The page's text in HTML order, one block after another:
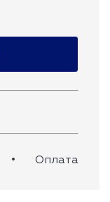
• Оплата